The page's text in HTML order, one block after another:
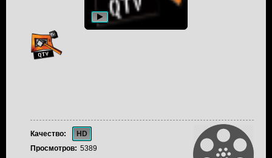
Качество:
HD
Просмотров: 5389